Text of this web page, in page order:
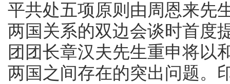
平共处五项原则由周恩来先
两国关系的双边会谈时首度
团团长章汉夫先生重申将以
两国之间存在的突出问题。